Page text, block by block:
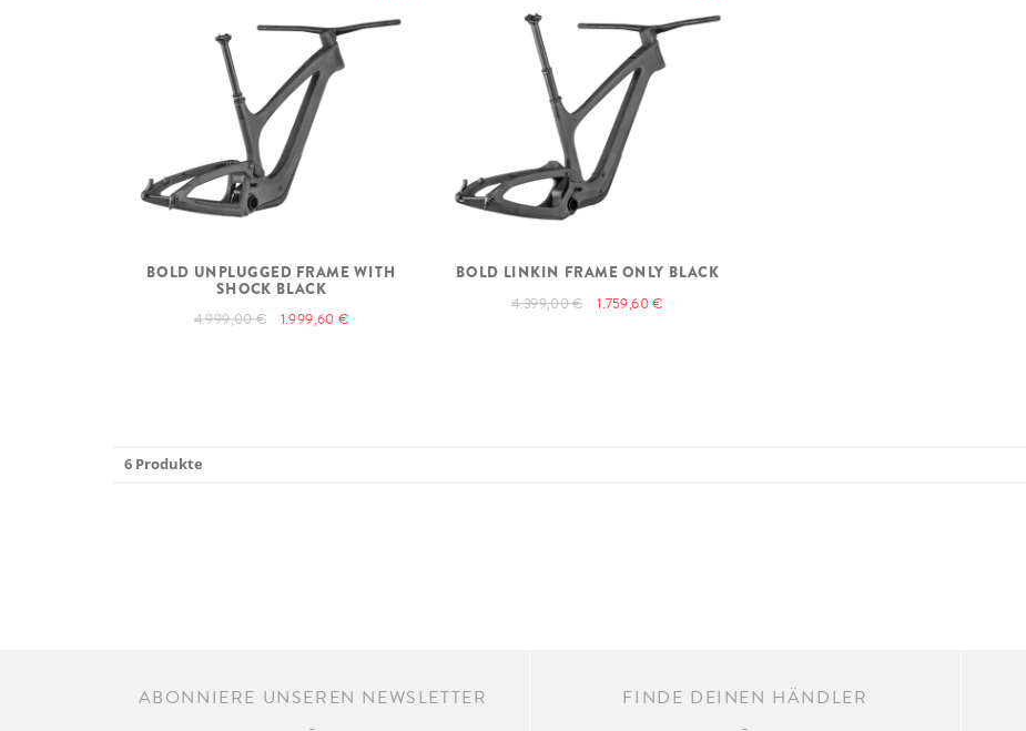
BOLD UNPLUGGED FRAME WITH
SHOCK BLACK
4.999,00 € 1.999,60 €
BOLD LINKIN FRAME ONLY BLACK
4.399,00 € 1.759,60 €
6 Produkte
ABONNIERE UNSEREN NEWSLETTER FINDE DEINEN HÄNDLER